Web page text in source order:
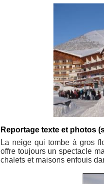
Reportage texte et photos
La neige qui tombe à gros
offre toujours un spectacle
chalets et maisons enfouis